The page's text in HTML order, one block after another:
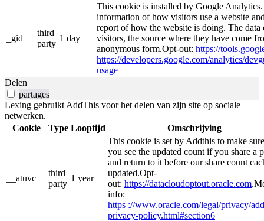
_gid
third
party
1 day
This cookie is installed by Google
information of how visitors use a website
report of how the website is doing. The
visitors, the source where they have come
anonymous form.Opt-out: https://
https://developers.google.com/analytics/
usage
Delen
partages
Lexing gebruikt AddThis voor het delen van zijn site op sociale
netwerken.
Cookie
Type Looptijd Omschrijving
__atuvc
third
party
1 year
This cookie is set by Addthis to make sure
you see the updated count if you share a
and return to it before our share count
updated.Opt-
out: https://datacloudoptout.oracle.com
info:
https ://www.oracle.com/legal/privacy/
privacy-policy.html#section6